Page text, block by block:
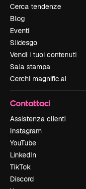
Cerca tendenze
Blog
Eventi
Slidesgo
Vendi i tuoi contenuti
Sala stampa
Cerchi magnific.ai
Contattaci
Assistenza clienti
Instagram
YouTube
LinkedIn
TikTok
Discord